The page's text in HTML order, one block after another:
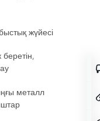
жүйесі
металл